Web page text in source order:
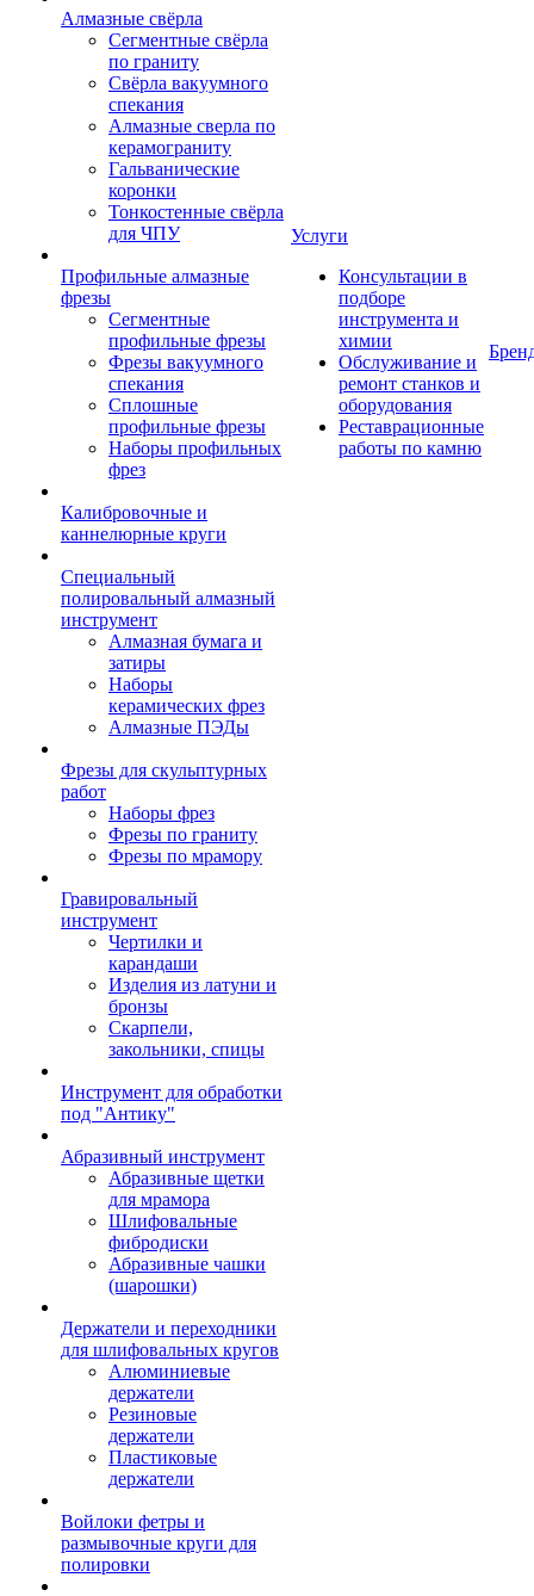
Алмазные свёрла
Сегментные свёрла
по граниту
Свёрла вакуумного
спекания
Алмазные сверла по
керамограниту
Гальванические
коронки
Тонкостенные свёрла
для ЧПУ
Профильные алмазные
фрезы
Сегментные
профильные фрезы
Фрезы вакуумного
спекания
Сплошные
профильные фрезы
Наборы профильных
фрез
Калибровочные и
каннелюрные круги
Специальный
полировальный алмазный
инструмент
Алмазная бумага и
затиры
Наборы
керамических фрез
Алмазные ПЭДы
Фрезы для скульптурных
работ
Наборы фрез
Фрезы по граниту
Фрезы по мрамору
Гравировальный
инструмент
Чертилки и
карандаши
Изделия из латуни и
бронзы
Скарпели,
закольники, спицы
Инструмент для обработки
под "Антику"
Абразивный инструмент
Абразивные щетки
для мрамора
Шлифовальные
фибродиски
Абразивные чашки
(шарошки)
Держатели и переходники
для шлифовальных кругов
Алюминиевые
держатели
Резиновые
держатели
Пластиковые
держатели
Войлоки фетры и
размывочные круги для
полировки
Услуги
Консультации в
подборе
инструмента и
химии
Обслуживание и
ремонт станков и
оборудования
Реставрационные
работы по камню